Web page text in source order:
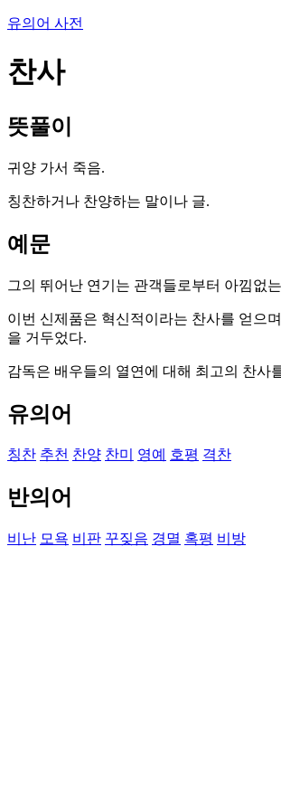
유의어 사전
찬사
뜻풀이
귀양 가서 죽음.
칭찬하거나 찬양하는 말이나 글.
예문
그의 뛰어난 연기는 관객들로부터 아낌없
이번 신제품은 혁신적이라는 찬사를 얻으
을 거두었다.
감독은 배우들의 열연에 대해 최고의 찬사
유의어
칭찬 추천 찬양 찬미 영예 호평 격찬
반의어
비난 모욕 비판 꾸짖음 경멸 혹평 비방